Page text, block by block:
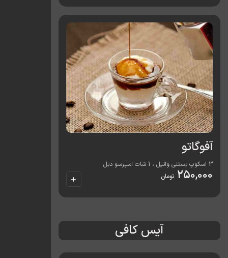
آفوگاتو
3 اسکوپ بستنی وانیل ، 1 شات اسپرسو دبل
250,000 تومان
آیس کافی